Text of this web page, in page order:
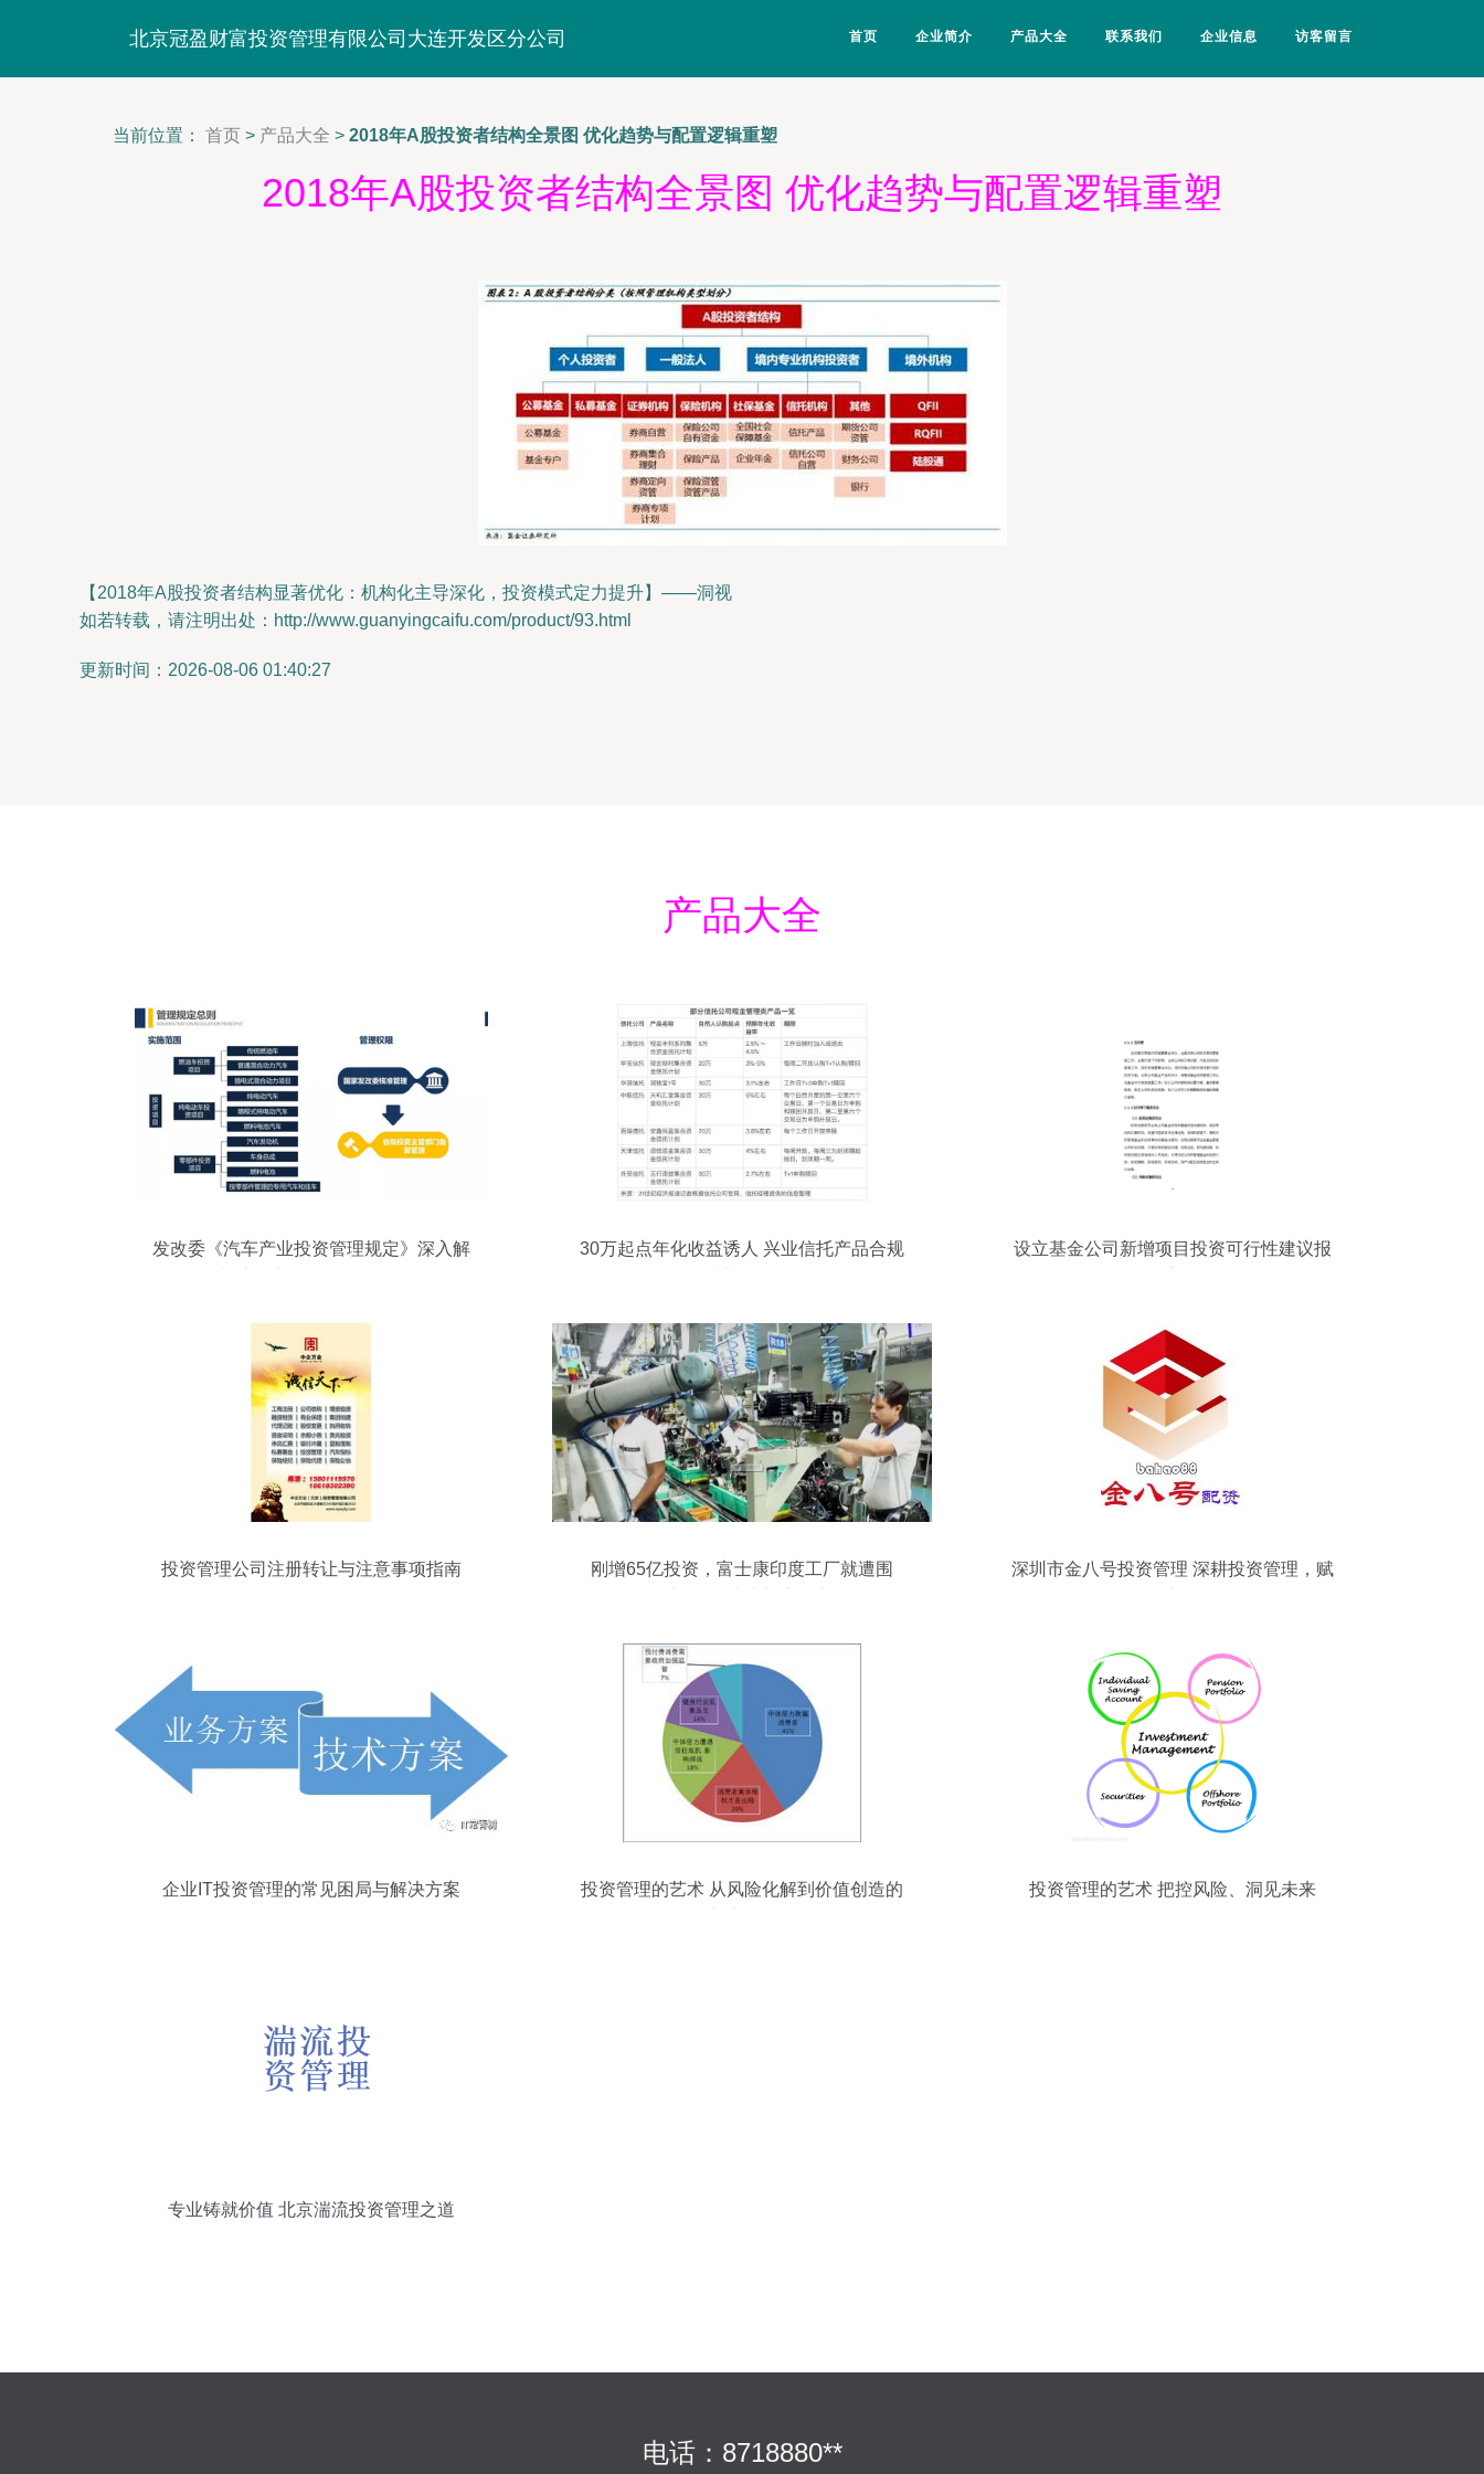
北京冠盈财富投资管理有限公司大连开发区分公司 首页 企业简介 产品大全 联系我们 企业信息 访客留言
当前位置： 首页 > 产品大全 > 2018年A股投资者结构全景图 优化趋势与配置逻辑重塑
2018年A股投资者结构全景图 优化趋势与配置逻辑重塑
【2018年A股投资者结构显著优化：机构化主导深化，投资模式定力提升】——洞视
如若转载，请注明出处：http://www.guanyingcaifu.com/product/93.html
更新时间：2026-08-06 01:40:27
产品大全
发改委《汽车产业投资管理规定》深入解
30万起点年化收益诱人 兴业信托产品合规
设立基金公司新增项目投资可行性建议报
投资管理公司注册转让与注意事项指南
刚增65亿投资，富士康印度工厂就遭围
深圳市金八号投资管理 深耕投资管理，赋
企业IT投资管理的常见困局与解决方案
投资管理的艺术 从风险化解到价值创造的
投资管理的艺术 把控风险、洞见未来
专业铸就价值 北京湍流投资管理之道
电话：8718880**